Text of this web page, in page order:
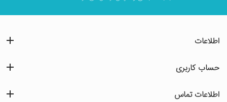
اطلاعات
حساب کاربری
اطلاعات تماس